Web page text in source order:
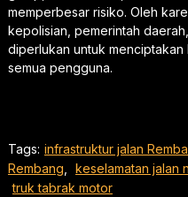
memperbesar risiko. Oleh
kepolisian, pemerintah
diperlukan untuk
semua pengguna.
Tags: infrastruktur jalan
Rembang
keselamatan jalan
truk tabrak motor